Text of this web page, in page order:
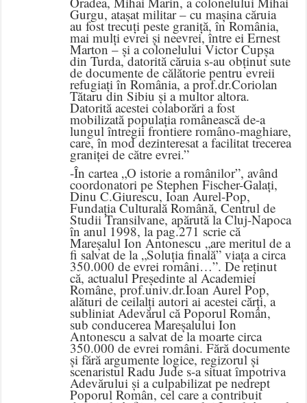
Gurgu, atașat militar – cu mașina căruia
au fost trecuți peste graniță, în România,
mai mulți evrei și neevrei, între ei Ernest
Marton – și a colonelului Victor Cupșa
din Turda, datorită căruia s-au obținut sute
de documente de călătorie pentru evreii
refugiați în România, a prof.dr.Coriolan
Tătaru din Sibiu și a multor altora.
Datorită acestei colaborări a fost
mobilizată populația românească de-a
lungul întregii frontiere româno-maghiare,
care, în mod dezinteresat a facilitat trecerea
graniței de către evrei.”
-În cartea „O istorie a românilor”, având
coordonatori pe Stephen Fischer-Galați,
Dinu C.Giurescu, Ioan Aurel-Pop,
Fundația Culturală Română, Centrul de
Studii Transilvane, apărută la Cluj-Napoca
în anul 1998, la pag.271 scrie că
Mareșalul Ion Antonescu „are meritul de a
fi salvat de la „Soluția finală” viața a circa
350.000 de evrei români…”. De reținut
că, actualul Președinte al Academiei
Române, prof.univ.dr.Ioan Aurel Pop,
alături de ceilalți autori ai acestei cărți, a
subliniat Adevărul că Poporul Român,
sub conducerea Mareșalului Ion
Antonescu a salvat de la moarte circa
350.000 de evrei români. Fără documente
și fără argumente logice, regizorul și
scenaristul Radu Jude s-a situat împotriva
Adevărului și a culpabilizat pe nedrept
Poporul Român, cel care a contribuit